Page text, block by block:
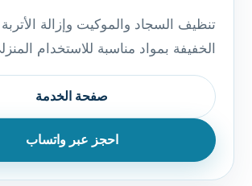
تنظيف السجاد والموكيت وإزالة الأتربة
الخفيفة بمواد مناسبة للاستخدام
صفحة الخدمة
احجز عبر واتساب